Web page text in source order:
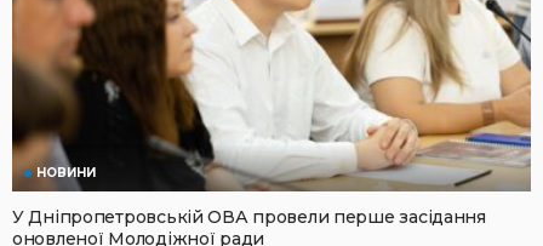
НОВИНИ
У Дніпропетровській ОВА провели перше засідання
оновленої Молодіжної ради